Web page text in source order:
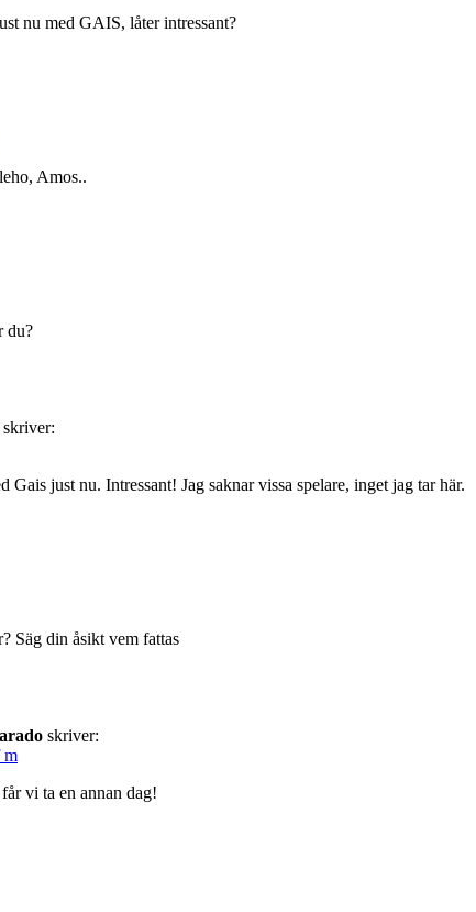
nu med GAIS, låter intressant?
Amos..
du?
skriver:
Gais just nu. Intressant! Jag saknar vissa spelare, inget jag tar här.
Säg din åsikt vem fattas
skriver:
m
vi ta en annan dag!